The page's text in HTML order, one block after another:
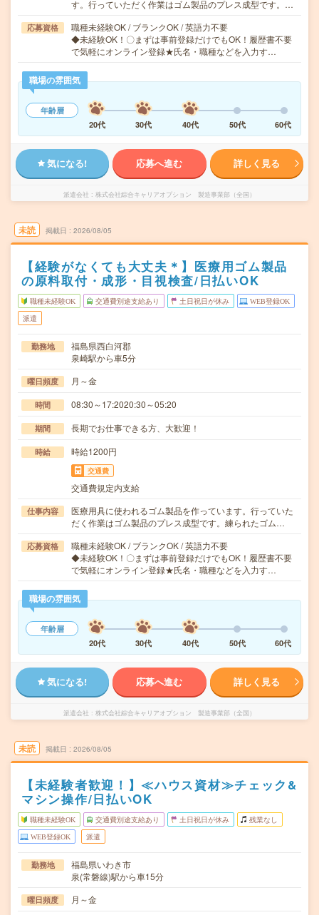
す。行っていただく作業はゴム製品のプレス成型です。…
応募資格
職種未経験OK / ブランクOK / 英語力不要
◆未経験OK！〇まずは事前登録だけでもOK！履歴書不要
で気軽にオンライン登録★氏名・職種などを入力す…
職場の雰囲気
年齢層
20代
30代 40代 50代 60代
気になる! 応募へ進む 詳しく見る
派遣会社 株式会社綜合キャリアオプション 製造事業部（全国）
未読 掲載日 2026/08/05
【経験がなくても大丈夫＊】医療用ゴム製品
の原料取付・成形・目視検査/日払いOK
職種未経験OK 交通費別途支給あり 土日祝日が休み WEB登録OK
派遣
勤務地
福島県西白河郡
泉崎駅から車5分
曜日頻度 月～金
時間 08:30～17:2020:30～05:20
期間 長期でお仕事できる方、大歓迎！
時給 時給1200円
交通費
交通費規定内支給
仕事内容
医療用具に使われるゴム製品を作っています。行っていた
だく作業はゴム製品のプレス成型です。練られたゴム…
応募資格
職種未経験OK / ブランクOK / 英語力不要
◆未経験OK！〇まずは事前登録だけでもOK！履歴書不要
で気軽にオンライン登録★氏名・職種などを入力す…
職場の雰囲気
年齢層
20代
30代 40代 50代 60代
気になる! 応募へ進む 詳しく見る
派遣会社 株式会社綜合キャリアオプション 製造事業部（全国）
未読 掲載日 2026/08/05
【未経験者歓迎！】≪ハウス資材≫チェック&
マシン操作/日払いOK
職種未経験OK 交通費別途支給あり 土日祝日が休み 残業なし
WEB登録OK 派遣
勤務地
福島県いわき市
泉(常磐線)駅から車15分
曜日頻度 月～金